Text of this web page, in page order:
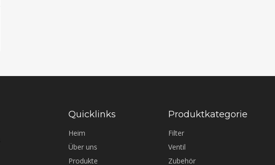
Quicklinks
Heim
Über uns
Produkte
Produktkategorie
Filter
Ventil
Zubehör